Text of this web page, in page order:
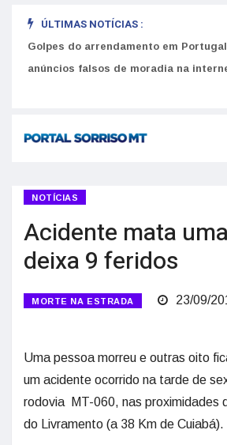
ÚLTIMAS NOTÍCIAS :
Golpes do arrendamento em
anúncios falsos de moradia na
NOTÍCIAS
Acidente mata
deixa 9 feridos
MORTE NA ESTRADA 23/09/
Uma pessoa morreu e outras oito
um acidente ocorrido na tarde de
rodovia MT-060, nas proximidades
do Livramento (a 38 Km de Cuiabá).